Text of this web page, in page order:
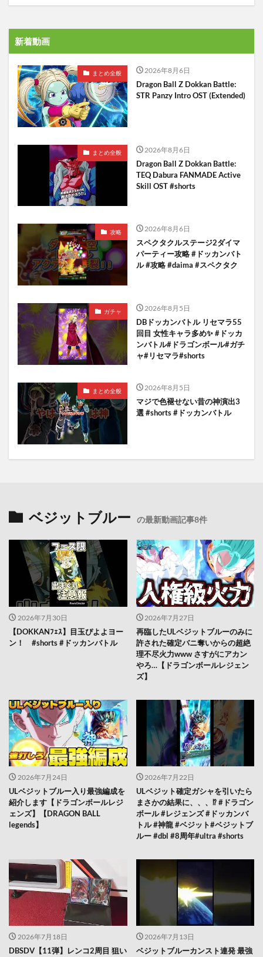
新着動画
まとめ全般 2026年8月6日
Dragon Ball Z Dokkan Battle:
STR Panzy Intro OST (Extended)
まとめ全般 2026年8月6日
Dragon Ball Z Dokkan Battle:
TEQ Dabura FANMADE Active
Skill OST #shorts
攻略 2026年8月6日
スペクタクルステージ2ダイマ
パーティー攻略 #ドッカンバト
ル #攻略 #daima #スペクタク
ガチャ 2026年8月5日
DBドッカンバトル リセマラ55
回目 女性キャラ多め✨️ #ドッカ
ンバトル#ドラゴンボール#ガチ
ャ#リセマラ#shorts
まとめ全般 2026年8月5日
マジで色褪せない昔の神演出3
選 #shorts #ドッカンバトル
ベジットブルー の最新動画記事8件
2026年7月30日
【DOKKANﾌｪｽ】目玉ぴよよヨー
ン！ #shorts #ドッカンバトル
2026年7月27日
再臨したULベジットブルーのみに
許された確定バニ奪いからの超絶
理不尽火力www さすがにアカン
やろ…【ドラゴンボールレジェン
ズ】
2026年7月24日
ULベジットブルー入り最強編成を
紹介します【ドラゴンボールレジ
ェンズ】【DRAGON BALL
legends】
2026年7月22日
ULベジット確定ガシャを引いたら
まさかの結果に、、、⁉️ #ドラゴン
ボール #レジェンズ #ドッカンバ
トル #神龍 #ベジット#ベジットブ
ルー #dbl #8周年#ultra #shorts
2026年7月18日
DBSDV【11弾】レンコ2周目 狙い
2026年7月13日
ベジットブルーカンスト連発 最強